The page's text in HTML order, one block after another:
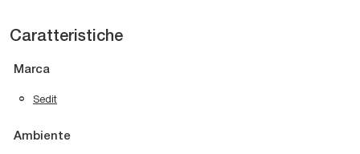
Caratteristiche
Marca
Sedit
Ambiente